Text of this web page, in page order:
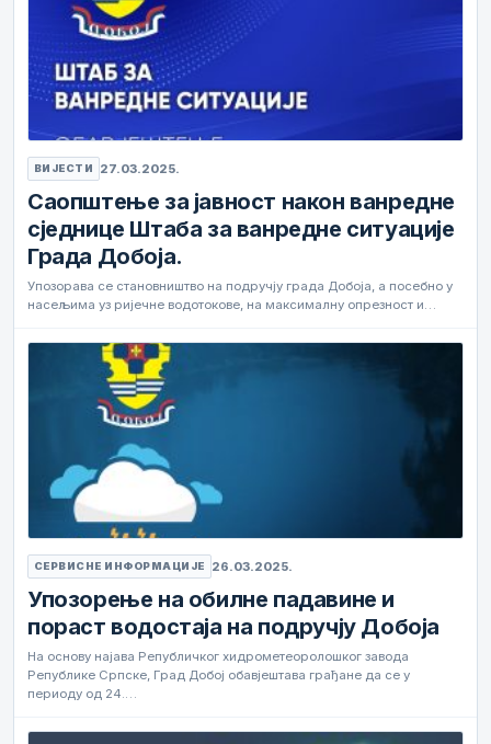
ВИЈЕСТИ 27.03.2025.
Саопштење за јавност након ванредне
сједнице Штаба за ванредне ситуације
Града Добоја.
Упозорава се становништво на подручју града Добоја, а посебно у
насељима уз ријечне водотокове, на максималну опрезност и…
СЕРВИСНЕ ИНФОРМАЦИЈЕ 26.03.2025.
Упозорење на обилне падавине и
пораст водостаја на подручју Добоја
На основу најава Републичког хидрометеоролошког завода
Републике Српске, Град Добој обавјештава грађане да се у
периоду од 24.…